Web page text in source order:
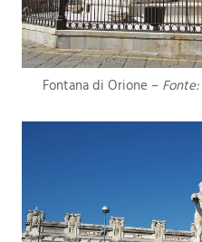
Fontana di Orione – Fonte: